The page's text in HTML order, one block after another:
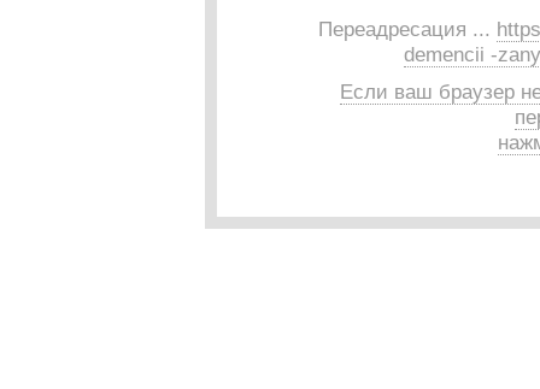
Переадресация ...
demencii -
Если ваш браузер